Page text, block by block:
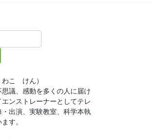
こ　けん）
議、感動を多くの人に届け
ンストレーナーとしてテレ
・出演、実験教室、科学本執
す。